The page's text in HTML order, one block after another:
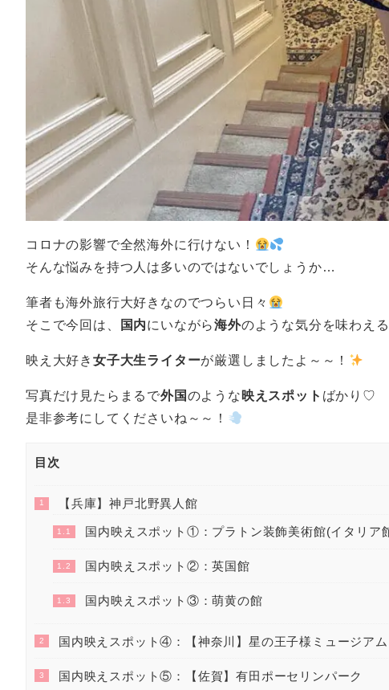
コロナの影響で全然海外に行けない！
そんな悩みを持つ人は多いのではないでしょうか…
筆者も海外旅行大好きなのでつらい日々
そこで今回は、
国内にいながら海外のような気分を味わえ
映え大好き 女子大生ライターが厳選しましたよ～～！
写真だけ見たらまるで外国のような 映えスポット ばかり♡
是非参考にしてくださいね～～！
目次
1 【兵庫】神戸北野異人館
1.1 国内映えスポット①：プラトン装飾美術館(イタリア
1.2 国内映えスポット②：英国館
1.3 国内映えスポット③：萌黄の館
2 国内映えスポット④：【神奈川】星の王子様ミュージアム
3 国内映えスポット⑤：【佐賀】有田ポーセリンパーク